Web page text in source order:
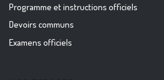
Programme et instructions officiels
Devoirs communs
Examens officiels